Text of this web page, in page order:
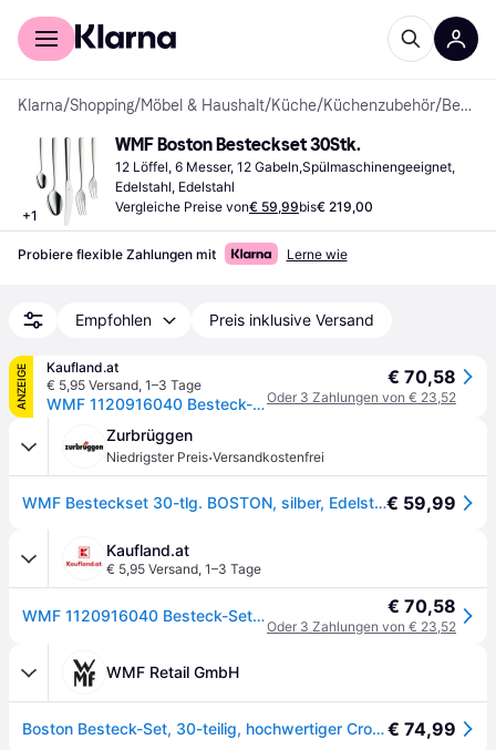
Für Shopper
Klarna/Shopping/Möbel & Haushalt/Küche/Küchenzubehör/ Bestecksets
+1
WMF Boston Besteckset 30Stk.
12 Löffel, 6 Messer, 12 Gabeln,Spülmaschinengeeignet,
Edelstahl, Edelstahl
Vergleiche Preise von€ 59,99bis€ 219,00
Probiere flexible Zahlungen mit Lerne wie
Empfohlen Preis inklusive Versand
ANZEIGE
Kaufland.at
€ 5,95 Versand, 1–3 Tage
WMF 1120916040 Besteck-Set 30-teilig Boston
€ 70,58
Oder 3 Zahlungen von € 23,52
Zurbrüggen
Niedrigster Preis·Versandkostenfrei
WMF Besteckset 30-tlg. BOSTON, silber, Edelstahl€ 59,99
Kaufland.at
€ 5,95 Versand, 1–3 Tage
WMF 1120916040 Besteck-Set 30-teilig Boston € 70,58
Oder 3 Zahlungen von € 23,52
WMF Retail GmbH
Boston Besteck-Set, 30-teilig, hochwertiger Cromargan® Edelstahl€ 74,99